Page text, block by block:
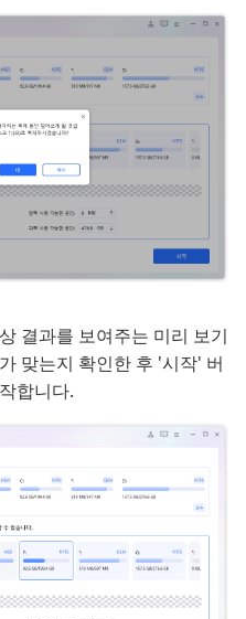
결과를 보여주는 미리 보기
맞는지 확인한 후 '시작' 버
합니다.